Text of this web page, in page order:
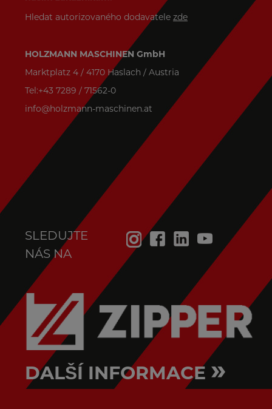
Hledat autorizovaného dodavatele zde
HOLZMANN MASCHINEN GmbH
Marktplatz 4 / 4170 Haslach / Austria
Tel:+43 7289 / 71562-0
info@holzmann-maschinen.at
SLEDUJTE
NÁS NA
DALŠÍ INFORMACE »